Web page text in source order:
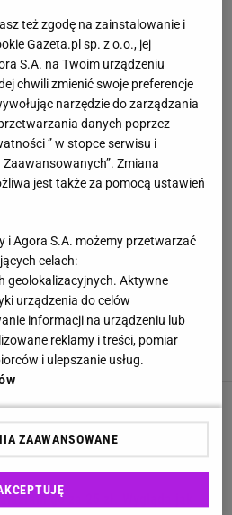
to nowy trend na jesień 2026.
niskiej cenie
hitem jesieni 2026! Wiśniowe
kwintesencja luksusu i
stylu
z Lidla nawet jesienią będą
44,99 zł
zamiast płynu. Ręczniki
WIĘCEJ TEMATÓW
baleriny ze skóry owczej -
za 49,99 zł
go za 25 zł. Wygląda jak
też zgodę na zainstalowanie i
Gazeta.pl sp. z o.o., jej
S.A. na Twoim urządzeniu
chwili zmienić swoje preferencje
narzędzie do zarządzania
danych poprzez
” w stopce serwisu i
Zmiana
jest także za pomocą ustawień
i Agora S.A. możemy przetwarzać
celach:
geolokalizacyjnych. Aktywne
urządzenia do celów
informacji na urządzeniu lub
reklamy i treści, pomiar
i ulepszanie usług.
ZAAWANSOWANE